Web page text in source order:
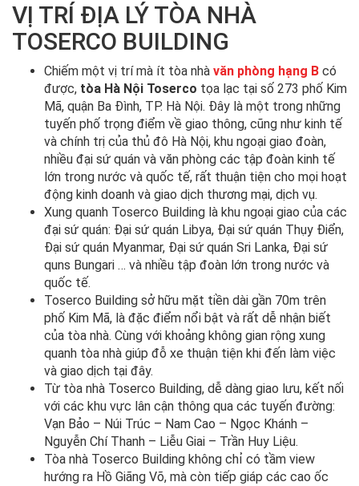
VỊ TRÍ ĐỊA LÝ TÒA NHÀ
TOSERCO BUILDING
Chiếm một vị trí mà ít tòa nhà văn phòng hạng B có
được, tòa Hà Nội Toserco tọa lạc tại số 273 phố Kim
Mã, quận Ba Đình, TP. Hà Nội. Đây là một trong những
tuyến phố trọng điểm về giao thông, cũng như kinh tế
và chính trị của thủ đô Hà Nội, khu ngoại giao đoàn,
nhiều đại sứ quán và văn phòng các tập đoàn kinh tế
lớn trong nước và quốc tế, rất thuận tiện cho mọi hoạt
động kinh doanh và giao dịch thương mại, dịch vụ.
Xung quanh Toserco Building là khu ngoại giao của các
đại sứ quán: Đại sứ quán Libya, Đại sứ quán Thụy Điển,
Đại sứ quán Myanmar, Đại sứ quán Sri Lanka, Đại sứ
quns Bungari … và nhiều tập đoàn lớn trong nước và
quốc tế.
Toserco Building sở hữu mặt tiền dài gần 70m trên
phố Kim Mã, là đặc điểm nổi bật và rất dễ nhận biết
của tòa nhà. Cùng với khoảng không gian rộng xung
quanh tòa nhà giúp đỗ xe thuận tiện khi đến làm việc
và giao dịch tại đây.
Từ tòa nhà Toserco Building, dễ dàng giao lưu, kết nối
với các khu vực lân cận thông qua các tuyến đường:
Vạn Bảo – Núi Trúc – Nam Cao – Ngọc Khánh –
Nguyễn Chí Thanh – Liễu Giai – Trần Huy Liệu.
Tòa nhà Toserco Building không chỉ có tầm view
hướng ra Hồ Giãng Võ, mà còn tiếp giáp các cao ốc